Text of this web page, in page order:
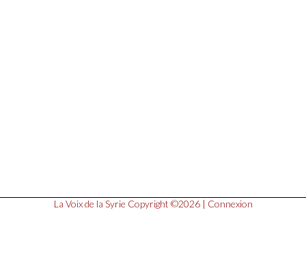
La Voix de la Syrie Copyright ©2026 | Connexion